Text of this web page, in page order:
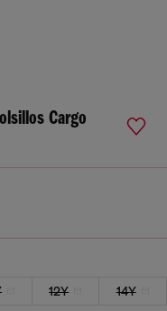
Cargo
12Y
14Y